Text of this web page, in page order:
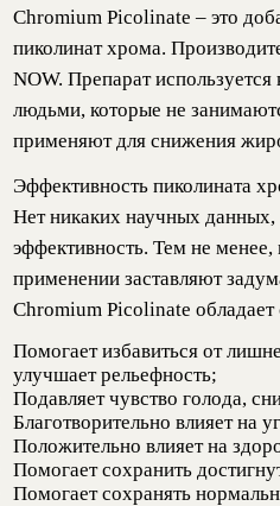
Chromium Picolinate – это
пиколинат хрома.
NOW. Препарат
людьми, которые не
применяют для снижения
Эффективность пиколината
Нет никаких научных
эффективность. Тем не
применении заставляют
Chromium Picolinate
Помогает избавиться от
улучшает рельефность;
Подавляет чувство голода,
Благотворительно влияет на
Положительно влияет на
Помогает сохранить
Помогает сохранять